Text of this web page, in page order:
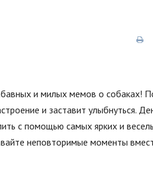
и милых мемов о собаках!
и заставит улыбнуться.
с помощью самых ярких и
неповторимые моменты